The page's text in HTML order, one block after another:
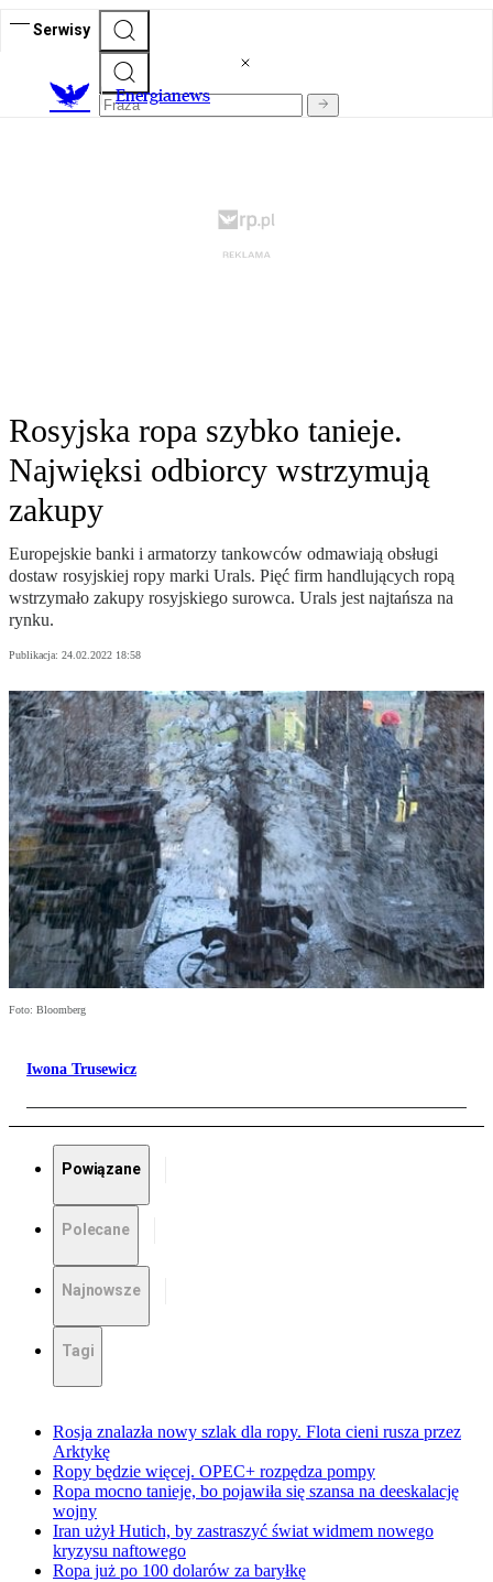
Serwisy
Energianews
Rosyjska ropa szybko tanieje.
Najwięksi odbiorcy wstrzymują
zakupy
Europejskie banki i armatorzy tankowców odmawiają obsługi
dostaw rosyjskiej ropy marki Urals. Pięć firm handlujących ropą
wstrzymało zakupy rosyjskiego surowca. Urals jest najtańsza na
rynku.
Publikacja: 24.02.2022 18:58
Foto: Bloomberg
Iwona Trusewicz
Powiązane
Polecane
Najnowsze
Tagi
Rosja znalazła nowy szlak dla ropy. Flota cieni rusza przez
Arktykę
Ropy będzie więcej. OPEC+ rozpędza pompy
Ropa mocno tanieje, bo pojawiła się szansa na deeskalację
wojny
Iran użył Hutich, by zastraszyć świat widmem nowego
kryzysu naftowego
Ropa już po 100 dolarów za baryłkę